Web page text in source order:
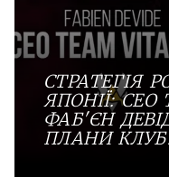
СТРАТЕГІЯ
ЯПОНІЇ: СEO
ФАБ'ЄН
ПЛАНИ